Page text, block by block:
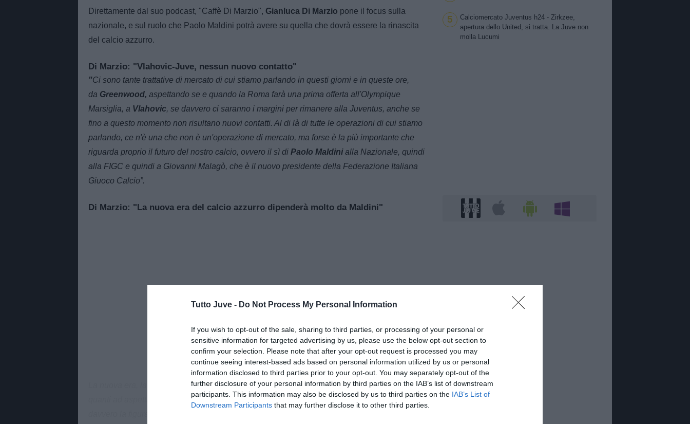
Tutto Juve - Do Not Process My Personal Information
If you wish to opt-out of the sale, sharing to third parties, or processing of your personal or
sensitive information for targeted advertising by us, please use the below opt-out section to
confirm your selection. Please note that after your opt-out request is processed you may
continue seeing interest-based ads based on personal information utilized by us or personal
information disclosed to third parties prior to your opt-out. You may separately opt-out of the
further disclosure of your personal information by third parties on the IAB’s list of downstream
participants. This information may also be disclosed by us to third parties on the IAB’s List of
Downstream Participants that may further disclose it to other third parties.
Direttamente dal suo podcast, "Caffè Di Marzio", Gianluca Di Marzio pone il focus sulla
nazionale, e sul ruolo che Paolo Maldini potrà avere su quella che dovrà essere la rinascita
del calcio azzurro.
Di Marzio: "Vlahovic-Juve, nessun nuovo contatto"
"Ci sono tante trattative di mercato di cui stiamo parlando in questi giorni e in queste ore,
da Greenwood, aspettando se e quando la Roma farà una prima offerta all'Olympique
Marsiglia, a Vlahovic, se davvero ci saranno i margini per rimanere alla Juventus, anche se
fino a questo momento non risultano nuovi contatti. Al di là di tutte le operazioni di cui stiamo
parlando, ce n'è una che non è un'operazione di mercato, ma forse è la più importante che
riguarda proprio il futuro del nostro calcio, ovvero il sì di Paolo Maldinialla Nazionale, quindi
alla FIGC e quindi a Giovanni Malagò, che è il nuovo presidente della Federazione Italiana
Giuoco Calcio”.
Di Marzio: "La nuova era del calcio azzurro dipenderà molto da Maldini"
La nuova era, la rinascita del calcio azzurro, dipende molto dal sì di Maldini, e siamo lì tutti
quanti ad aspettare l'ok definitivo di Paolo perché tutti siamo convinti che possa essere
5
Calciomercato Juventus h24 - Zirkzee,
apertura dello United, si tratta. La Juve non
molla Lucumi